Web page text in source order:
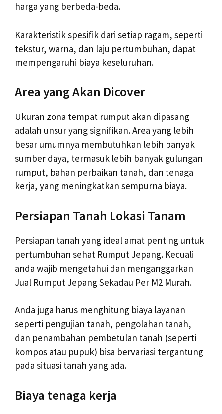
harga yang berbeda-beda.
Karakteristik spesifik dari setiap ragam, seperti
tekstur, warna, dan laju pertumbuhan, dapat
mempengaruhi biaya keseluruhan.
Area yang Akan Dicover
Ukuran zona tempat rumput akan dipasang
adalah unsur yang signifikan. Area yang lebih
besar umumnya membutuhkan lebih banyak
sumber daya, termasuk lebih banyak gulungan
rumput, bahan perbaikan tanah, dan tenaga
kerja, yang meningkatkan sempurna biaya.
Persiapan Tanah Lokasi Tanam
Persiapan tanah yang ideal amat penting untuk
pertumbuhan sehat Rumput Jepang. Kecuali
anda wajib mengetahui dan menganggarkan
Jual Rumput Jepang Sekadau Per M2 Murah.
Anda juga harus menghitung biaya layanan
seperti pengujian tanah, pengolahan tanah,
dan penambahan pembetulan tanah (seperti
kompos atau pupuk) bisa bervariasi tergantung
pada situasi tanah yang ada.
Biaya tenaga kerja